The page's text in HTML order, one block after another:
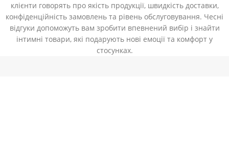
клієнти говорять про якість продукції, швидкість доставки,
конфіденційність замовлень та рівень обслуговування. Чесні
відгуки допоможуть вам зробити впевнений вибір і знайти
інтимні товари, які подарують нові емоції та комфорт у
стосунках.